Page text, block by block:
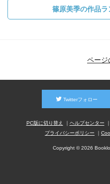
篠原美季の作品
ページ
Twitterフォロー
PC版に切り替え ヘルプセンター
プライバシーポリシー
Copyright © 2026